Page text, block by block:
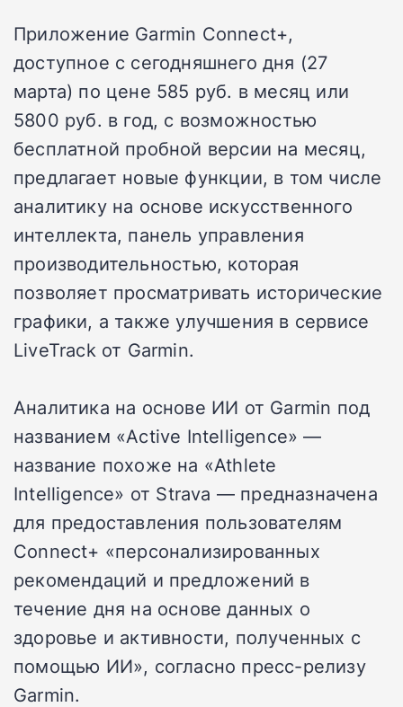
Приложение Garmin Connect+,
доступное с сегодняшнего дня (27
марта) по цене 585 руб. в месяц или
5800 руб. в год, с возможностью
бесплатной пробной версии на месяц,
предлагает новые функции, в том числе
аналитику на основе искусственного
интеллекта, панель управления
производительностью, которая
позволяет просматривать исторические
графики, а также улучшения в сервисе
LiveTrack от Garmin.
Аналитика на основе ИИ от Garmin под
названием «Active Intelligence» —
название похоже на «Athlete
Intelligence» от Strava — предназначена
для предоставления пользователям
Connect+ «персонализированных
рекомендаций и предложений в
течение дня на основе данных о
здоровье и активности, полученных с
помощью ИИ», согласно пресс-релизу
Garmin.